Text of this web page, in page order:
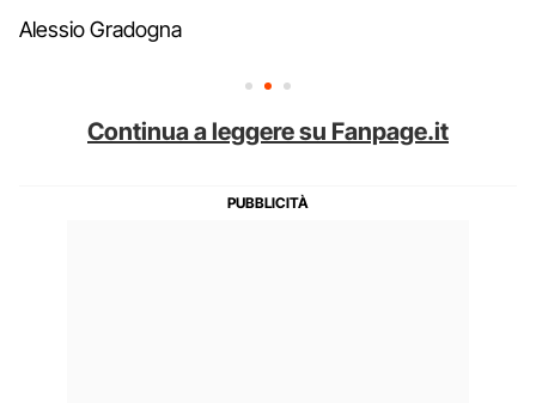
Alessio Gradogna
Continua a leggere su Fanpage.it